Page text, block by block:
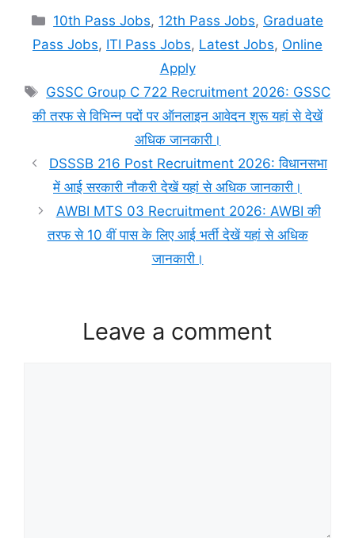
Categories
10th Pass Jobs, 12th Pass Jobs, Graduate
Pass Jobs, ITI Pass Jobs, Latest Jobs, Online
Apply
Tags
GSSC Group C 722 Recruitment 2026: GSSC
की तरफ से विभिन्न पदों पर ऑनलाइन आवेदन शुरू यहां से देखें
अधिक जानकारी।
DSSSB 216 Post Recruitment 2026: विधानसभा
में आई सरकारी नौकरी देखें यहां से अधिक जानकारी।
AWBI MTS 03 Recruitment 2026: AWBI की
तरफ से 10 वीं पास के लिए आई भर्ती देखें यहां से अधिक
जानकारी।
Leave a comment